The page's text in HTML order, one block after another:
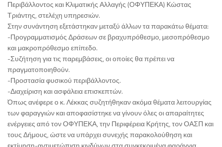
Περιβάλλοντος και Κλιματικής Αλλαγής (ΟΦΥΠΕΚΑ) Κώστας
Τριάντης, στελέχη υπηρεσιών.
Στην συνάντηση εξετάστηκαν μεταξύ άλλων τα παρακάτω θέματα:
-Προγραμματισμός Δράσεων σε βραχυπρόθεσμο, μεσοπρόθεσμο
και μακροπρόθεσμο επίπεδο.
-Συζήτηση για τις παρεμβάσεις, οι οποίες θα πρέπει να
πραγματοποιηθούν.
-Προστασία φυσικού περιβάλλοντος.
-Διαχείριση και ασφάλεια επισκεπτών.
Όπως ανέφερε ο κ. Λέκκας συζητήθηκαν ακόμα θέματα λειτουργίας
των φαραγγιών και αποφασίστηκε να γίνουν όλες οι απαραίτητες
ενέργειες από τον ΟΦΥΠΕΚΑ, την Περιφέρεια Κρήτης, τον ΟΑΣΠ και
τους Δήμους, ώστε να υπάρχει συνεχής παρακολούθηση και